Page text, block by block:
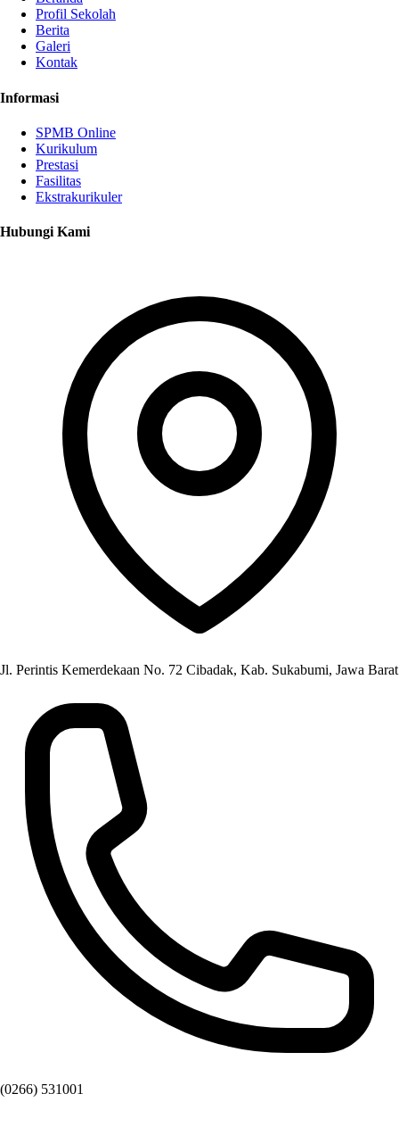
Profil Sekolah
Berita
Galeri
Kontak
Informasi
SPMB Online
Kurikulum
Prestasi
Fasilitas
Ekstrakurikuler
Hubungi Kami
Jl. Perintis Kemerdekaan No. 72 Cibadak, Kab. Sukabumi, Jawa Barat
(0266) 531001